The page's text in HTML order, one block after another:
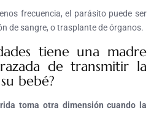
frecuencia, el parásito puede ser
de sangre, o trasplante de órganos.
tiene una madre
de transmitir la
bebé?
toma otra dimensión cuando la